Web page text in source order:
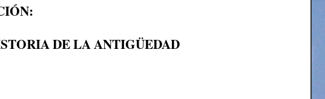
DE LA ANTIGÜEDAD